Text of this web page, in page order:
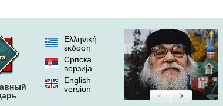
Ελληνική
έκδοση
Српска
верзиjа
English
version